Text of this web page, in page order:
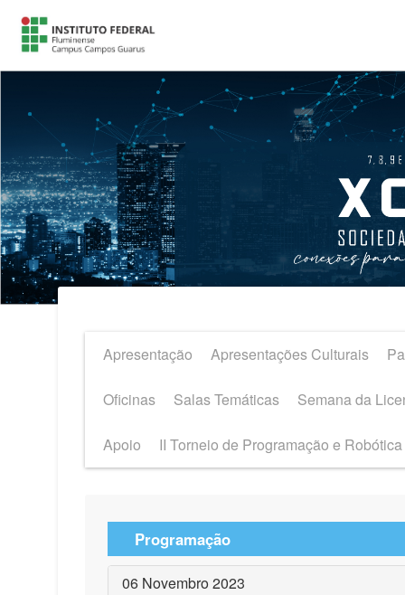
Apresentação Apresentações Culturais
Oficinas Salas Temáticas Semana da
Apoio II Torneio de Programação e Robótica
Programação
06 Novembro 2023